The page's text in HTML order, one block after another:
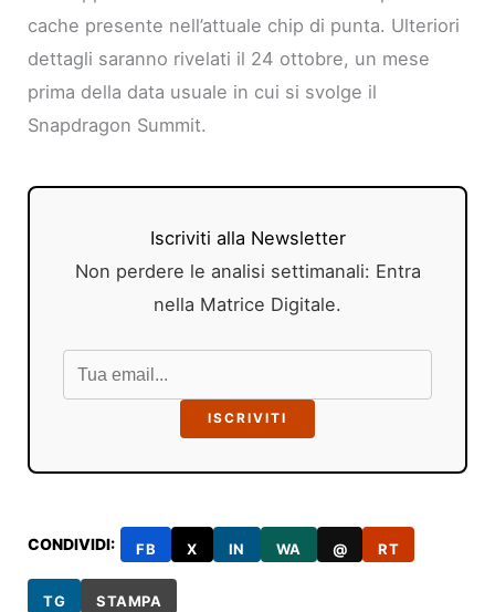
cache presente nell’attuale chip di punta. Ulteriori
dettagli saranno rivelati il 24 ottobre, un mese
prima della data usuale in cui si svolge il
Snapdragon Summit.
Iscriviti alla Newsletter
Non perdere le analisi settimanali: Entra
nella Matrice Digitale.
ISCRIVITI
CONDIVIDI: FB X IN WA @ RT
TG STAMPA